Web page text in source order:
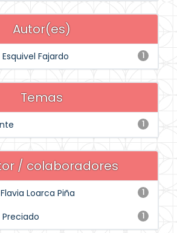
Autor(es)
1
Fajardo
Temas
1
/ colaboradores
1
Loarca Piña
1